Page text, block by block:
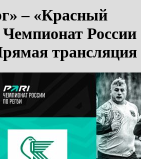
– «Красный
России
трансляция